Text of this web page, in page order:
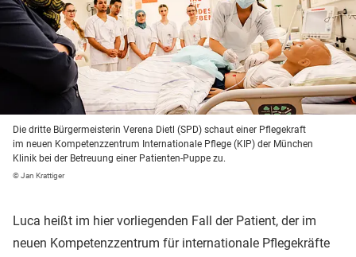
Die dritte Bürgermeisterin Verena Dietl (SPD) schaut einer Pflegekraft
im neuen Kompetenzzentrum Internationale Pflege (KIP) der München
Klinik bei der Betreuung einer Patienten-Puppe zu.
© Jan Krattiger
Luca heißt im hier vorliegenden Fall der Patient, der im
neuen Kompetenzzentrum für internationale Pflegekräfte